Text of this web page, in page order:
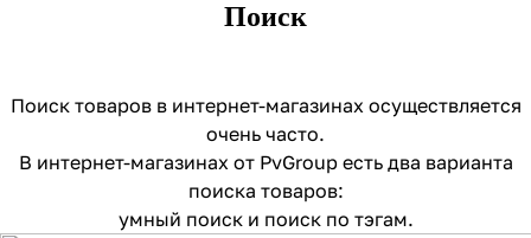
Поиск
Поиск товаров в интернет-магазинах осуществляется
очень часто.
В интернет-магазинах от PvGroup есть два варианта
поиска товаров:
умный поиск и поиск по тэгам.